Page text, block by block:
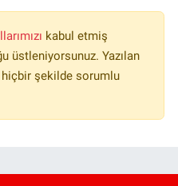
kabul etmiş
üstleniyorsunuz. Yazılan
şekilde sorumlu